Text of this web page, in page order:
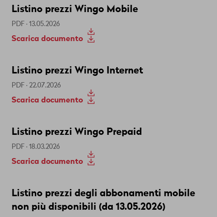
Listino prezzi Wingo Mobile
PDF · 13.05.2026
Scarica documento
Listino prezzi Wingo Internet
PDF · 22.07.2026
Scarica documento
Listino prezzi Wingo Prepaid
PDF · 18.03.2026
Scarica documento
Listino prezzi degli abbonamenti mobile
non più disponibili (da 13.05.2026)